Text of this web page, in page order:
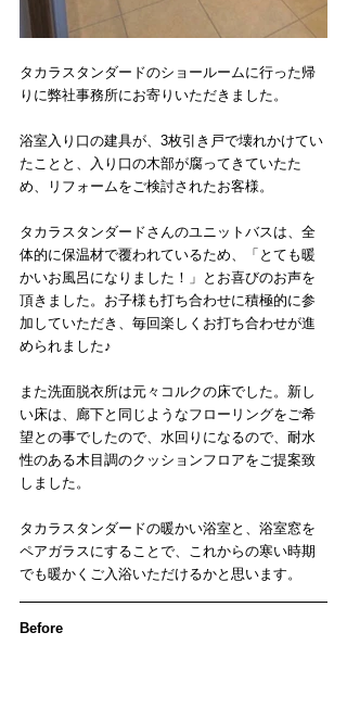
タカラスタンダードのショールームに行った帰
りに弊社事務所にお寄りいただきました。
浴室入り口の建具が、3枚引き戸で壊れかけてい
たことと、入り口の木部が腐ってきていたた
め、リフォームをご検討されたお客様。
タカラスタンダードさんのユニットバスは、全
体的に保温材で覆われているため、「とても暖
かいお風呂になりました！」とお喜びのお声を
頂きました。お子様も打ち合わせに積極的に参
加していただき、毎回楽しくお打ち合わせが進
められました♪
また洗面脱衣所は元々コルクの床でした。新し
い床は、廊下と同じようなフローリングをご希
望との事でしたので、水回りになるので、耐水
性のある木目調のクッションフロアをご提案致
しました。
タカラスタンダードの暖かい浴室と、浴室窓を
ペアガラスにすることで、これからの寒い時期
でも暖かくご入浴いただけるかと思います。
Before